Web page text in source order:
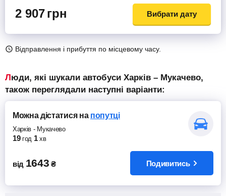
2 907грн Вибрати дату
Відправлення і прибуття по місцевому часу.
Люди, які шукали автобуси Харків – Мукачево,
також переглядали наступні варіанти:
Можна дістатисяна попутці
Харків - Мукачево
19 год 1 хв
від 1643 ₴ Подивитись